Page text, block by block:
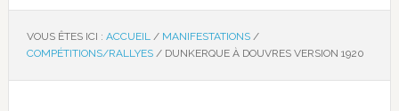
VOUS ÊTES ICI : ACCUEIL / MANIFESTATIONS /
COMPÉTITIONS/RALLYES /DUNKERQUE À DOUVRES VERSION 1920